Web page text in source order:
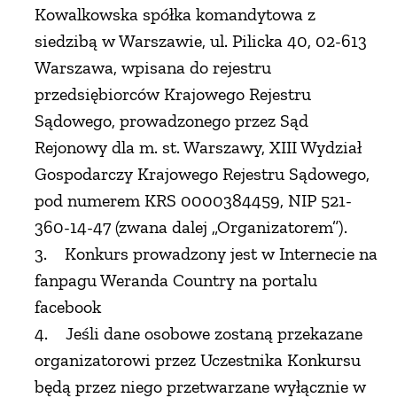
Kowalkowska spółka komandytowa z
siedzibą w Warszawie, ul. Pilicka 40, 02-613
Warszawa, wpisana do rejestru
przedsiębiorców Krajowego Rejestru
Sądowego, prowadzonego przez Sąd
Rejonowy dla m. st. Warszawy, XIII Wydział
Gospodarczy Krajowego Rejestru Sądowego,
pod numerem KRS 0000384459, NIP 521-
360-14-47 (zwana dalej „Organizatorem”).
3. Konkurs prowadzony jest w Internecie na
fanpagu Weranda Country na portalu
facebook
4. Jeśli dane osobowe zostaną przekazane
organizatorowi przez Uczestnika Konkursu
będą przez niego przetwarzane wyłącznie w
ZWYCZAJE
ZRÓB TO SAM
PRZEPISY
ŚNIADANIA
PRZYSTAWKI
DANIA GŁÓWNE